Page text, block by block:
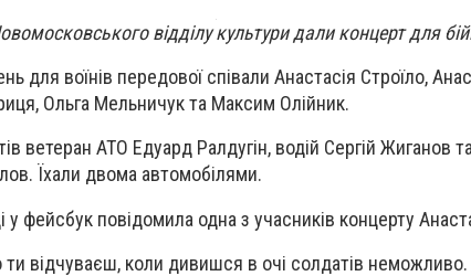
відділу культури дали концерт для
для воїнів передової співали Анастасія Строїло,
Ольга Мельничук та Максим Олійник.
ветеран АТО Едуард Ралдугін, водій Сергій Жиганов
Їхали двома автомобілями.
у фейсбук повідомила одна з учасників концерту
відчуваєш, коли дивишся в очі солдатів неможливо.